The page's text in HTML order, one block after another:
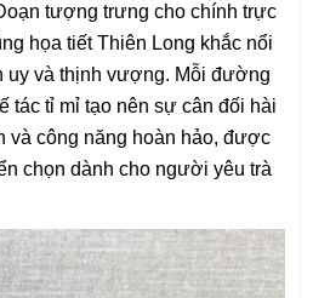
tượng trưng cho chính trực
họa tiết Thiên Long khắc nổi
uy và thịnh vượng. Mỗi đường
tác tỉ mỉ tạo nên sự cân đối hài
và công năng hoàn hảo, được
chọn dành cho người yêu trà